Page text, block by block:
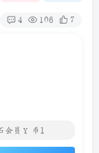
4 106 7
会员 Y 币 1